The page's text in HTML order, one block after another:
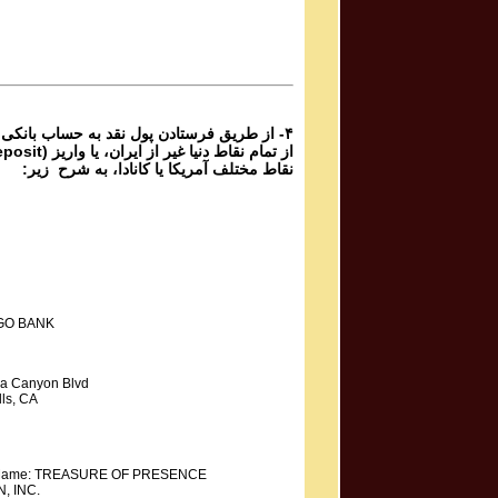
۴- از طریق فرستادن پول نقد به حساب
نقاط مختلف آمریکا یا کانادا، به شرح زیر:
BANK
Canyon Blvd
CA
TREASURE OF PRESENCE
INC.